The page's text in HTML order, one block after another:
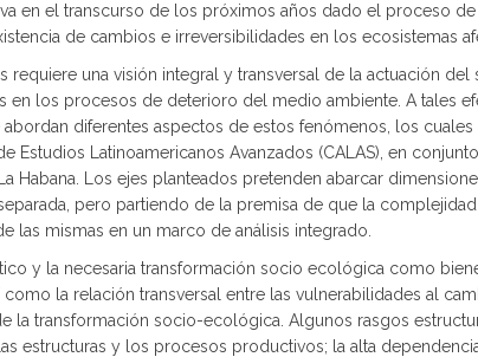
en el transcurso de los próximos años dado el proceso
de cambios e irreversibilidades en los ecosistemas
requiere una visión integral y transversal de la actuación del
los procesos de deterioro del medio ambiente. A tales
diferentes aspectos de estos fenómenos, los cuales
Estudios Latinoamericanos Avanzados (CALAS), en
Habana. Los ejes planteados pretenden abarcar
pero partiendo de la premisa de que la
las mismas en un marco de análisis integrado.
y la necesaria transformación socio ecológica como
la relación transversal entre las vulnerabilidades al
la transformación socio-ecológica. Algunos rasgos
estructuras y los procesos productivos; la alta